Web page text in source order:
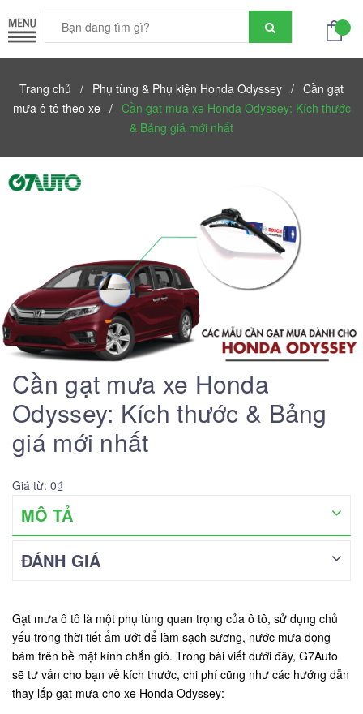
Trang chủ / Phụ tùng & Phụ kiện Honda Odyssey / Cần gạt
mưa ô tô theo xe / Cần gạt mưa xe Honda Odyssey: Kích thước
& Bảng giá mới nhất
Cần gạt mưa xe Honda
Odyssey: Kích thước & Bảng
giá mới nhất
Giá từ: 0₫
MÔ TẢ
ĐÁNH GIÁ
Gạt mưa ô tô là một phụ tùng quan trọng của ô tô, sử dụng chủ
yếu trong thời tiết ẩm ướt để làm sạch sương, nước mưa đọng
bám trên bề mặt kính chắn gió. Trong bài viết dưới đây, G7Auto
sẽ tư vấn cho bạn về kích thước, chi phí cũng như các hướng dẫn
thay lắp gạt mưa cho xe Honda Odyssey: